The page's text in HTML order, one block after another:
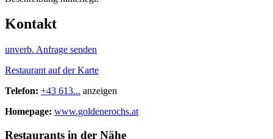
Kontakt
unverb. Anfrage senden
Restaurant auf der Karte
Telefon: +43 613... anzeigen
Homepage: www.goldenerochs.at
Restaurants in der Nähe